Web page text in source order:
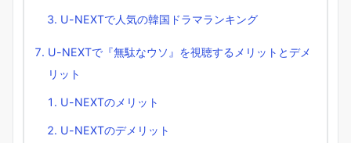
U-NEXTで人気の韓国ドラマランキング
U-NEXTで『無駄なウソ』を視聴するメリットとデメ
リット
U-NEXTのメリット
U-NEXTのデメリット